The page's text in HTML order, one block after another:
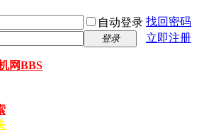
自动登录 找回密码
登录 立即注册
网BBS